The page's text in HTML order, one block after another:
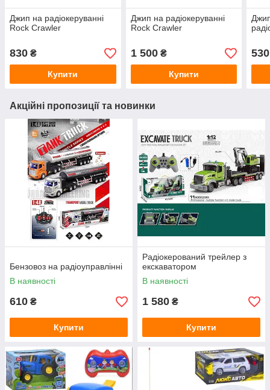
Джип на радіокеруванні
Rock Crawler
830 ₴
Купити
Джип на радіокеруванні
Rock Crawler
1 500₴
Купити
530
Акційні пропозиції та новинки
Бензовоз на радіоуправлінні
В наявності
610 ₴
Купити
Радіокерований трейлер з
екскаватором
В наявності
1 580 ₴
Купити